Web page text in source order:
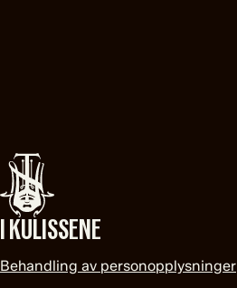
I KULISSENE
Behandling av personopplysninger